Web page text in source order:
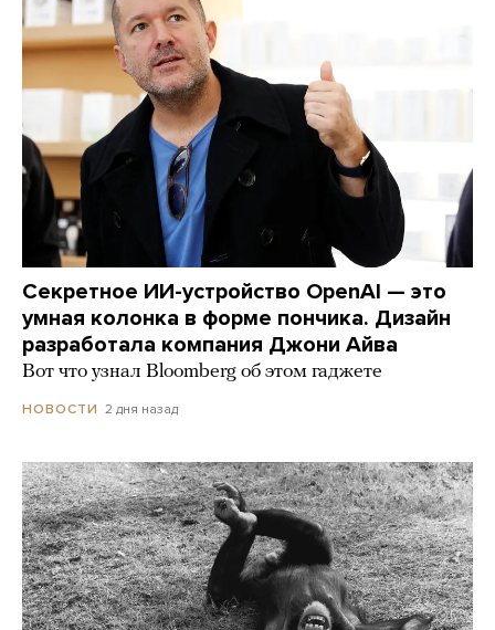
Секретное ИИ-устройство OpenAI — это
умная колонка в форме пончика. Дизайн
разработала компания Джони Айва
Вот что узнал Bloomberg об этом гаджете
НОВОСТИ 2 дня назад